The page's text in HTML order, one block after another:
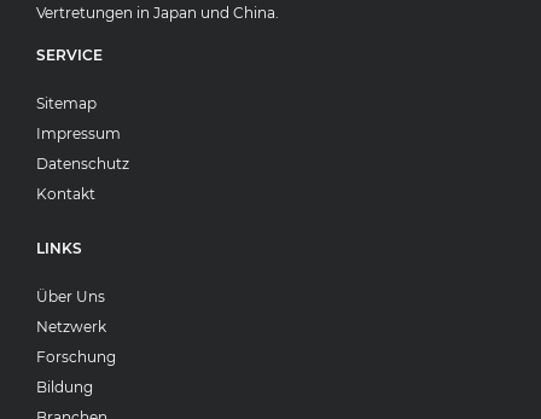
Vertretungen in Japan und China.
SERVICE
Sitemap
Impressum
Datenschutz
Kontakt
LINKS
Über Uns
Netzwerk
Forschung
Bildung